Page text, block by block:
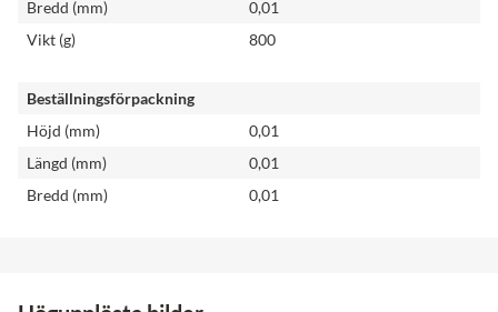
Bredd (mm)
0,01
Vikt (g)
800
Beställningsförpackning
Höjd (mm)
0,01
Längd (mm)
0,01
Bredd (mm)
0,01